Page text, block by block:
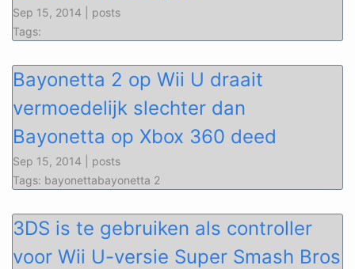
Sep 15, 2014 | posts
Tags:
Bayonetta 2 op Wii U draait
vermoedelijk slechter dan
Bayonetta op Xbox 360 deed
Sep 15, 2014 | posts
Tags: bayonettabayonetta 2
3DS is te gebruiken als controller
voor Wii U-versie Super Smash Bros